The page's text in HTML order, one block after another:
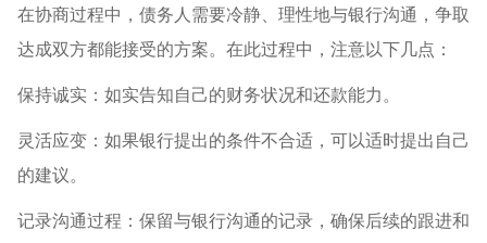
在协商过程中，债务人需要冷静、理性地与银行沟通，争取
达成双方都能接受的方案。在此过程中，注意以下几点：
保持诚实：如实告知自己的财务状况和还款能力。
灵活应变：如果银行提出的条件不合适，可以适时提出自己
的建议。
记录沟通过程：保留与银行沟通的记录，确保后续的跟进和